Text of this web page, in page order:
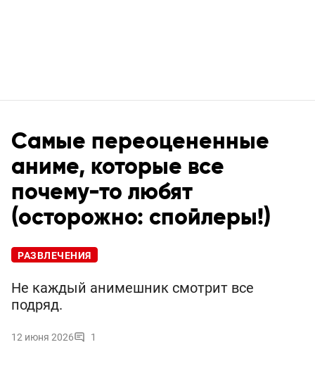
Самые переоцененные
аниме, которые все
почему-то любят
(осторожно: спойлеры!)
РАЗВЛЕЧЕНИЯ
Не каждый анимешник смотрит все
подряд.
12 июня 2026 1